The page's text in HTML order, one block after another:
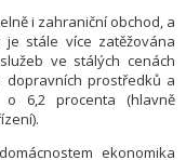
i zahraniční obchod, a
stále více zatěžována
ve stálých cenách
dopravních prostředků a
6,2 procenta (hlavně
ekonomika